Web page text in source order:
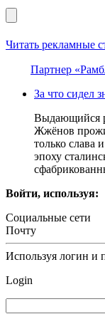
Читать рекламные
Партнер
За что сидел
Выдающийся
Жжёнов
только слава
эпоху
Войти, используя:
Социальные сети
Почту
Используя логин и
Login